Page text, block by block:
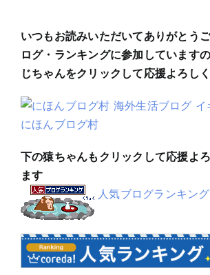
いつもお読みいただいてありがとう
ログ・ランキングに参加しています
じちゃんをクリックして応援よろし
にほんブログ村
下の猿ちゃんもクリックして応援よ
ます
人気ブログランキング